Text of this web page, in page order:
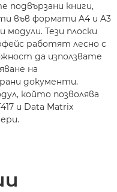
подвързани книги,
във формати A4 и A3
Тези плоски
работят лесно с
да използвате
на
документи.
който позволява
и Data Matrix